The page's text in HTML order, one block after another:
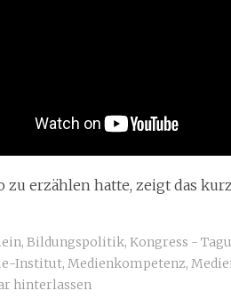
zu erzählen hatte, zeigt das
, Bildungspolitik, Kongress -
Institut, Medienkompetenz,
hinterlassen